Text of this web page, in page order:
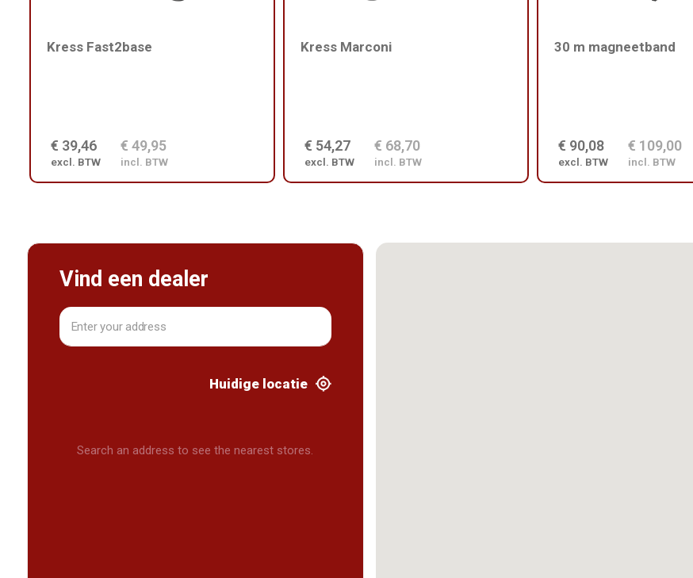
Kress Fast2base
€ 39,46
excl. BTW
€ 49,95
incl. BTW
Kress Marconi
€ 54,27
excl. BTW
€ 68,70
incl. BTW
30 m magneetband
€ 90,08
excl. BTW
€ 109,00
incl. BTW
Vind een dealer
Huidige locatie
Search an address to see the nearest stores.